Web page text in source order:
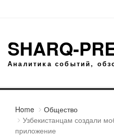
SHARQ-
Аналитика событий,
Home
Общество
Узбекистанцам создали
приложение